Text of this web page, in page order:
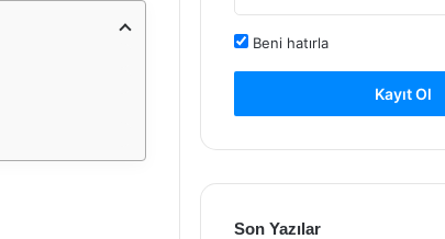
Beni hatırla
Kayıt Ol
Son Yazılar